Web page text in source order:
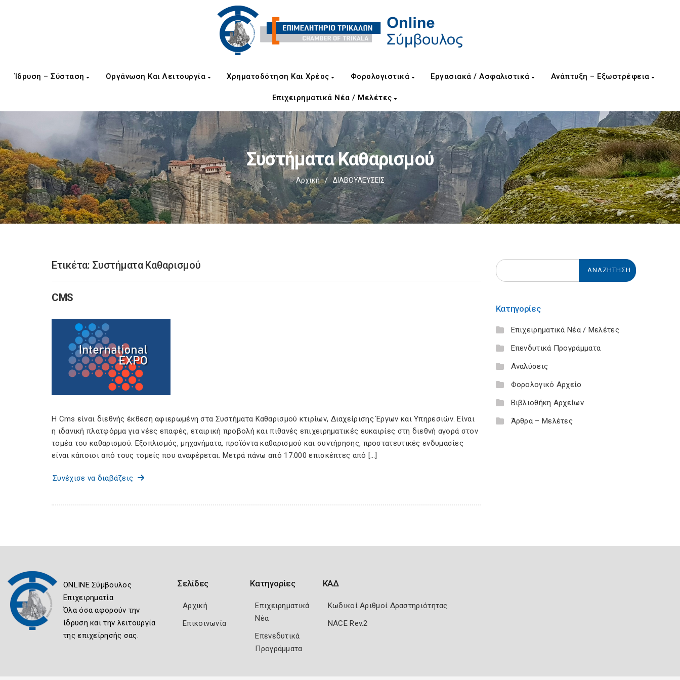
Ίδρυση – Σύσταση Οργάνωση Και Λειτουργία Χρηματοδότηση Και Χρέος Φορολογιστικά Εργασιακά / Ασφαλιστικά Ανάπτυξη – Εξωστρέφεια
Επιχειρηματικά Νέα / Μελέτες
Συστήματα Καθαρισμού
Αρχική / ΔΙΑΒΟΥΛΕΥΣΕΙΣ
Ετικέτα: Συστήματα Καθαρισμού
CMS
Η Cms είναι διεθνής έκθεση αφιερωμένη στα Συστήματα Καθαρισμού κτιρίων, Διαχείρισης Έργων και Υπηρεσιών. Είναι
η ιδανική πλατφόρμα για νέες επαφές, εταιρική προβολή και πιθανές επιχειρηματικές ευκαιρίες στη διεθνή αγορά στον
τομέα του καθαρισμού. Εξοπλισμός, μηχανήματα, προϊόντα καθαρισμού και συντήρησης, προστατευτικές ενδυμασίες
είναι κάποιοι από τους τομείς που αναφέρεται. Μετρά πάνω από 17.000 επισκέπτες από […]
Συνέχισε να διαβάζεις
Κατηγορίες
Επιχειρηματικά Νέα / Μελέτες
Επενδυτικά Προγράμματα
Αναλύσεις
Φορολογικό Αρχείο
Βιβλιοθήκη Αρχείων
Άρθρα – Μελέτες
ONLINE Σύμβουλος
Επιχειρηματία
Όλα όσα αφορούν την
ίδρυση και την λειτουργία
της επιχείρησής σας.
Σελίδες
Αρχική
Επικοινωνία
Κατηγορίες
Επιχειρηματικά
Νέα
Επενεδυτικά
Προγράμματα
ΚΑΔ
Κωδικοί Αριθμοί Δραστηριότητας
NACE Rev.2